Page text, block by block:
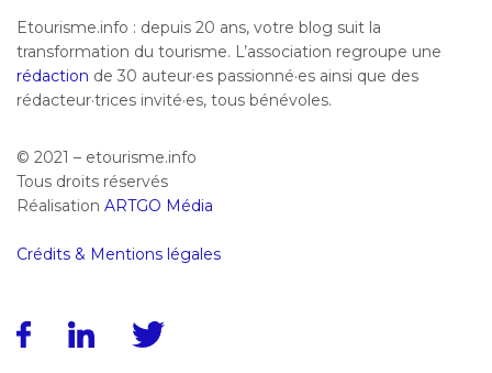
Etourisme.info : depuis 20 ans, votre blog suit la
transformation du tourisme. L’association regroupe une
rédaction de 30 auteur·es passionné·es ainsi que des
rédacteur·trices invité·es, tous bénévoles.
© 2021 – etourisme.info
Tous droits réservés
Réalisation ARTGO Média
Crédits & Mentions légales